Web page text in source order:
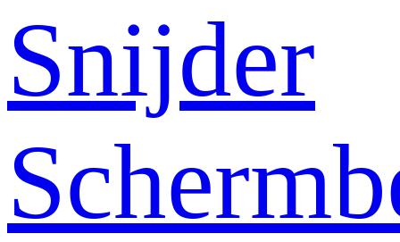
Snijder